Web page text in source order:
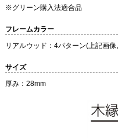
※グリーン購入法適合品
フレームカラー
リアルウッド：4パターン(上記画
サイズ
厚み：28mm